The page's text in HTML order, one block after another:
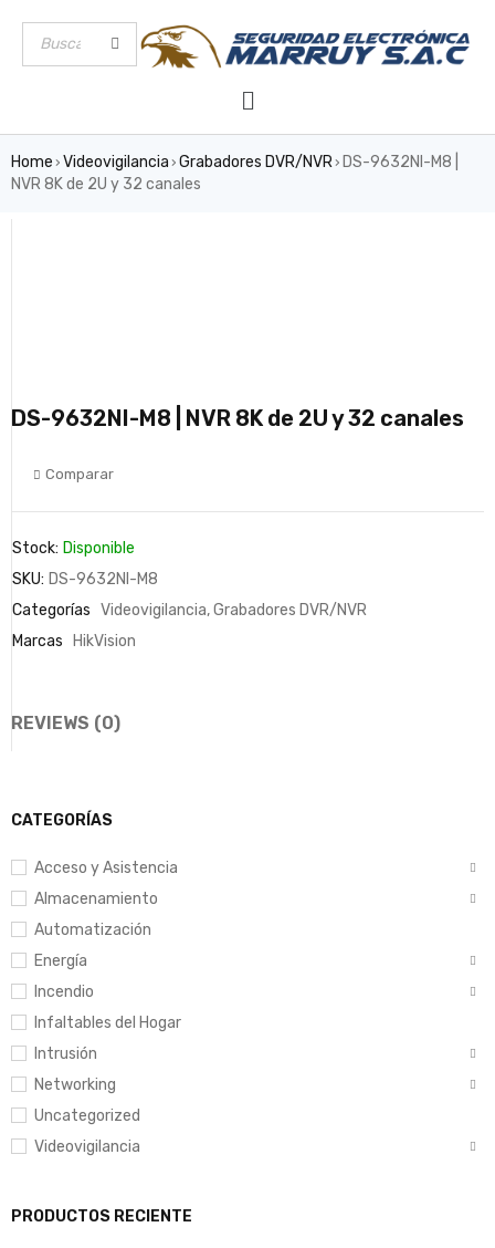
Home › Videovigilancia › Grabadores DVR/NVR› DS-9632NI-M8 |
NVR 8K de 2U y 32 canales
CATEGORÍAS
Acceso y Asistencia
Almacenamiento
Automatización
Energía
Incendio
Infaltables del Hogar
Intrusión
Networking
Uncategorized
Videovigilancia
PRODUCTOS RECIENTE
DS-9632NI-M8 | NVR 8K de 2U y 32 canales
Comparar
Stock: Disponible
SKU: DS-9632NI-M8
Categorías Videovigilancia,Grabadores DVR/NVR
Marcas
HikVision
REVIEWS (0)